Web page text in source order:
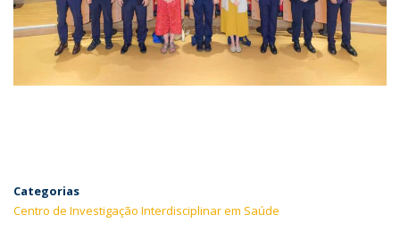
Categorias
Centro de Investigação Interdisciplinar em Saúde